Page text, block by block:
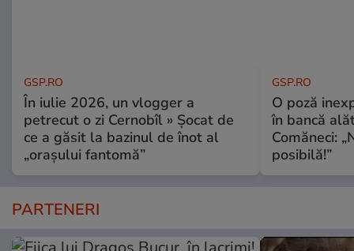
GSP.RO
În iulie 2026, un vlogger a
petrecut o zi Cernobîl » Șocat de
ce a găsit la bazinul de înot al
„orașului fantomă”
GSP.RO
O poză
în bancă
Comăneci:
posibilă!”
PARTENERI